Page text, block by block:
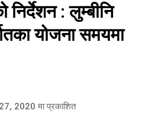
निर्देशन : लुम्बीनि
योजना समयमा
2020 मा प्रकाशित